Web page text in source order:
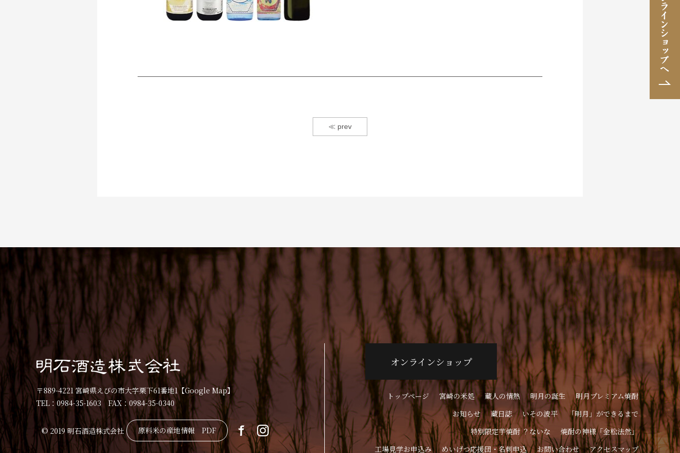
≪ prev
〒889-4221 宮崎県えびの市大字栗下61番地1【Google Map】
TEL：0984-35-1603 FAX：0984-35-0340
© 2019 明石酒造株式会社 原料米の産地情報 PDF
オンラインショップ
トップページ 宮崎の米処 蔵人の情熱 明月の誕生
明月プレミアム焼酎
お知らせ
蔵日誌 いその波平
「明月」ができるまで
特別限定芋焼酎 ？ないな
焼酎の神様「金松法然」
工場見学お申込み
めいげつ応援団・名刺申込 お問い合わせ アクセスマップ